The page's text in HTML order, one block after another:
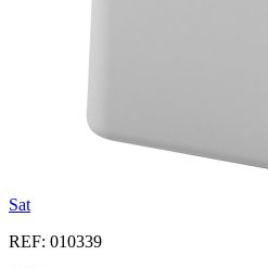
Sat
REF: 010339